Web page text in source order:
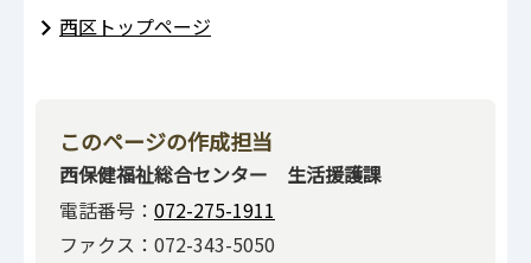
西区トップページ
このページの作成担当
西保健福祉総合センター 生活援護課
電話番号： 072-275-1911
ファクス：072-343-5050